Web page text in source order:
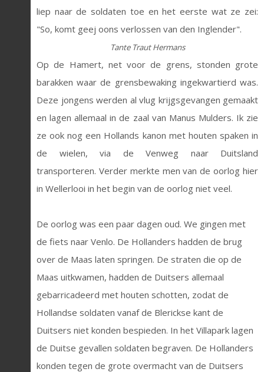
liep naar de soldaten toe en het eerste wat ze zei:
"So, komt geej oons verlossen van den Inglender".
Tante Traut Hermans
Op de Hamert, net voor de grens, stonden grote
barakken waar de grensbewaking ingekwartierd was.
Deze jongens werden al vlug krijgsgevangen gemaakt
en lagen allemaal in de zaal van Manus Mulders. Ik zie
ze ook nog een Hollands kanon met houten spaken in
de wielen, via de Venweg naar Duitsland
transporteren. Verder merkte men van de oorlog hier
in Wellerlooi in het begin van de oorlog niet veel.
De oorlog was een paar dagen oud. We gingen met
de fiets naar Venlo. De Hollanders hadden de brug
over de Maas laten springen. De straten die op de
Maas uitkwamen, hadden de Duitsers allemaal
gebarricadeerd met houten schotten, zodat de
Hollandse soldaten vanaf de Blerickse kant de
Duitsers niet konden bespieden. In het Villapark lagen
de Duitse gevallen soldaten begraven. De Hollanders
konden tegen de grote overmacht van de Duitsers